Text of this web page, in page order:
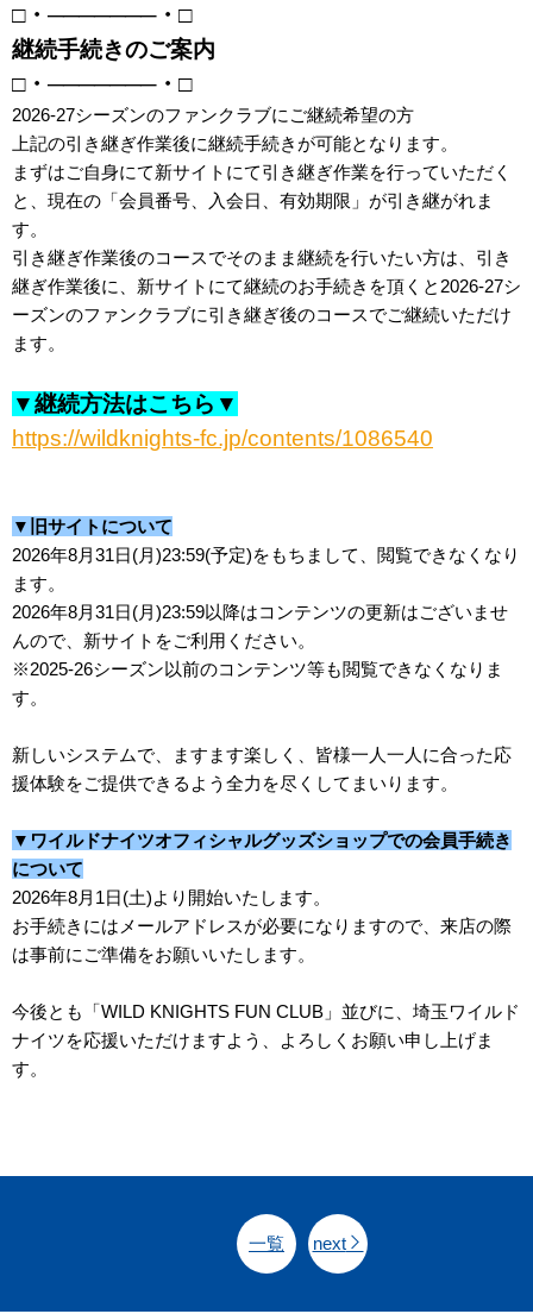
□・───────・□
継続手続きのご案内
□・───────・□
2026-27シーズンのファンクラブにご継続希望の方
上記の引き継ぎ作業後に継続手続きが可能となります。
まずはご自身にて新サイトにて引き継ぎ作業を行っていただく
と、現在の「会員番号、入会日、有効期限」が引き継がれま
す。
引き継ぎ作業後のコースでそのまま継続を行いたい方は、引き
継ぎ作業後に、新サイトにて継続のお手続きを頂くと2026-27シ
ーズンのファンクラブに引き継ぎ後のコースでご継続いただけ
ます。
▼継続方法はこちら▼
https://wildknights-fc.jp/contents/1086540
▼旧サイトについて
2026年8月31日(月)23:59(予定)をもちまして、閲覧できなくなり
ます。
2026年8月31日(月)23:59以降はコンテンツの更新はございませ
んので、新サイトをご利用ください。
※2025-26シーズン以前のコンテンツ等も閲覧できなくなりま
す。
新しいシステムで、ますます楽しく、皆様一人一人に合った応
援体験をご提供できるよう全力を尽くしてまいります。
▼ワイルドナイツオフィシャルグッズショップでの会員手続き
について
2026年8月1日(土)より開始いたします。
お手続きにはメールアドレスが必要になりますので、来店の際
は事前にご準備をお願いいたします。
今後とも「WILD KNIGHTS FUN CLUB」並びに、埼玉ワイルド
ナイツを応援いただけますよう、よろしくお願い申し上げま
す。
一覧 next